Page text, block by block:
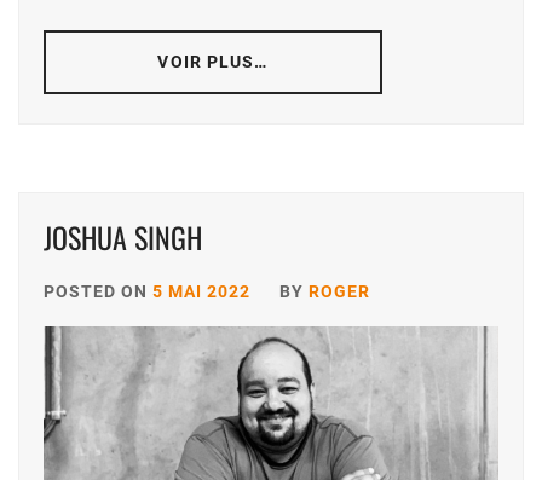
VOIR PLUS…
JOSHUA SINGH
POSTED ON 5 MAI 2022 BY ROGER